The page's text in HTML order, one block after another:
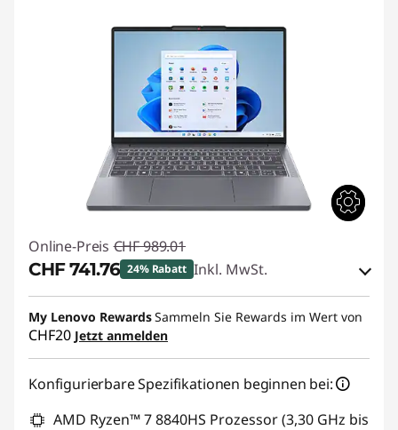
Online-Preis CHF 989.01
CHF 741.76 24% Rabatt Inkl. MwSt.
eCoupon-Rabatt :-CHF 247.25
eCoupon :SALES
My Lenovo RewardsSammeln Sie Rewards im Wert von
CHF20 Jetzt anmelden
Konfigurierbare Spezifikationen beginnen bei:
AMD Ryzen™ 7 8840HS Prozessor (3,30 GHz bis